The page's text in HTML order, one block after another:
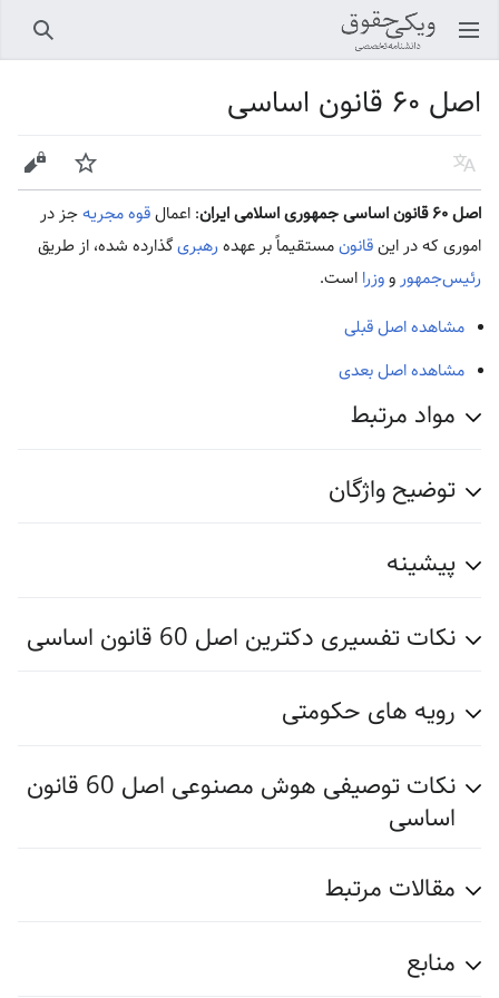
باز کردن منو اصلی جستجو
اصل ۶۰ قانون اساسی
زبان پیگیری ویرایش
اصل ۶۰ قانون اساسی جمهوری اسلامی ایران : اعمالقوه مجریهجز در
اموری كه در اینقانونمستقیماً بر عهده رهبریگذارده شده، از طریق
رئیس‌جمهورووزرا است.
مشاهده اصل قبلی
مشاهده اصل بعدی
مواد مرتبط
توضیح واژگان
پیشینه
نکات تفسیری دکترین اصل 60 قانون اساسی
رویه های حکومتی
نکات توصیفی هوش مصنوعی اصل 60 قانون
اساسی
مقالات مرتبط
منابع